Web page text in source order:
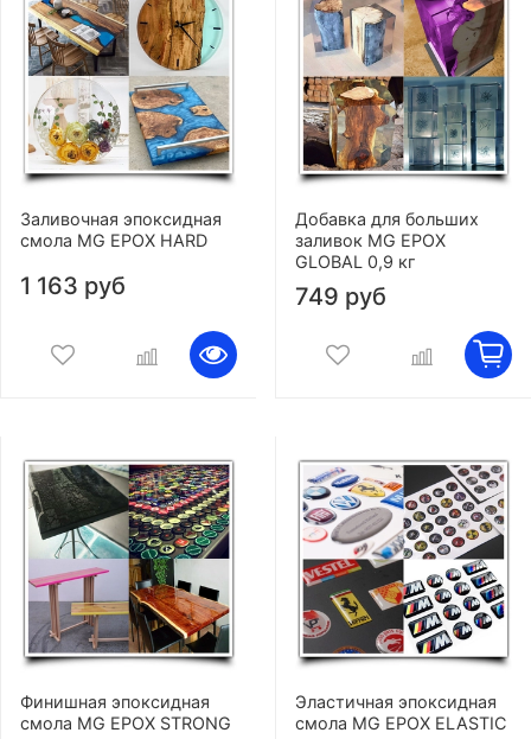
Заливочная эпоксидная
смола MG EPOX HARD
1 163 руб
Добавка для больших
заливок MG EPOX
GLOBAL 0,9 кг
749 руб
Финишная эпоксидная
смола MG EPOX STRONG
Эластичная эпоксидная
смола MG EPOX ELASTIC